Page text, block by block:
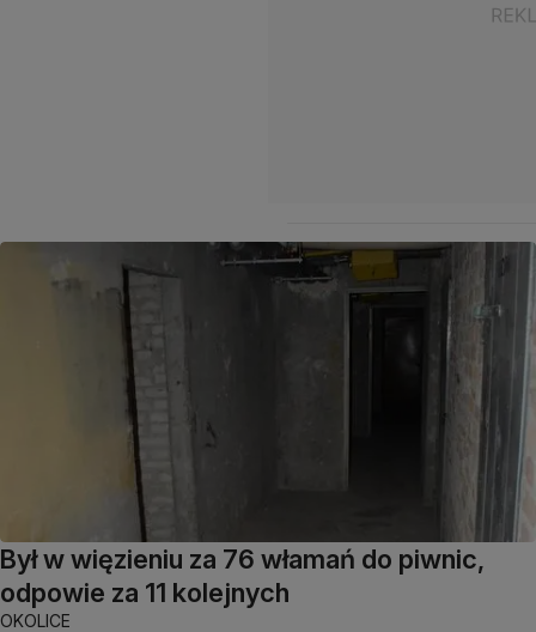
Był w więzieniu za 76 włamań do piwnic,
odpowie za 11 kolejnych
OKOLICE